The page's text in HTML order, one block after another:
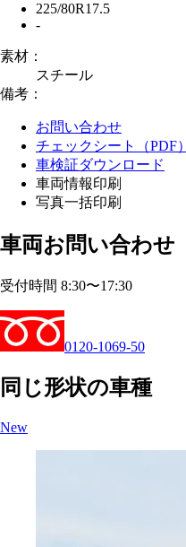
225/80R17.5
-
素材：
スチール
備考：
お問い合わせ
チェックシート（PDF）
車検証ダウンロード
車両情報印刷
写真一括印刷
車両お問い合わせ
受付時間 8:30〜17:30
0120-1069-50
同じ形状の車種
New